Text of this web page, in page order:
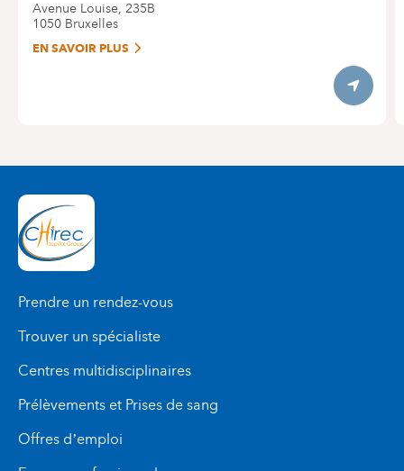
Avenue Louise, 235B
1050 Bruxelles
EN SAVOIR PLUS
Itinerary
Prendre un rendez-vous
Trouver un spécialiste
Centres multidisciplinaires
Prélèvements et Prises de sang
Offres d’emploi